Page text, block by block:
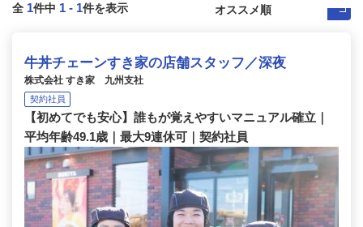
全 1件中 1 - 1件を表示
牛丼チェーンすき家の店舗スタッフ／深夜
株式会社 すき家 九州支社
契約社員
【初めてでも安心】誰もが覚えやすいマニュアル確立｜
平均年齢49.1歳｜最大9連休可｜契約社員